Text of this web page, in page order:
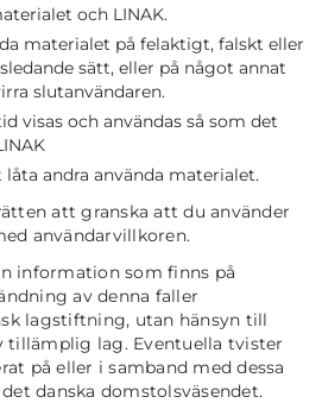
och LINAK.
materialet på felaktigt, falskt eller
sätt, eller på något annat
slutanvändaren.
visas och användas så som det
andra använda materialet.
att granska att du använder
användarvillkoren.
information som finns på
av denna faller
lagstiftning, utan hänsyn till
tillämplig lag. Eventuella tvister
på eller i samband med dessa
danska domstolsväsendet.